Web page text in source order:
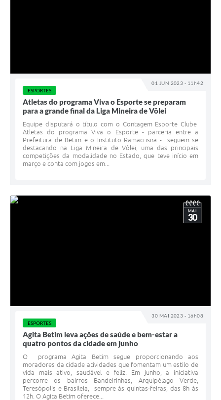
01 JUN 2023 - 11h42
ESPORTES
Atletas do programa Viva o Esporte se preparam
para a grande final da Liga Mineira de Vôlei
Equipe disputará o título com o Contagem Esporte Clube
Atletas do programa Viva o Esporte - parceria entre a
Prefeitura de Betim e o Instituto Ramacrisna - seguem se
destacando na Liga Mineira de Vôlei, uma das principais
competições da modalidade no Estado, que teve início em
março e conta com jogos em...
30 MAI 2023 - 16h08
MAI
30
ESPORTES
Agita Betim leva ações de saúde e bem-estar a
quatro pontos da cidade em junho
O programa Agita Betim segue proporcionando aos
moradores da cidade atividades que fomentam um estilo de
vida mais ativo, saudável e feliz. Em junho, a iniciativa
percorre os bairros Bandeirinhas, Arquipélago Verde,
Teresópolis e Brasileia, sempre às quintas-feiras, das 8h às
12h. O Agita Betim oferece...